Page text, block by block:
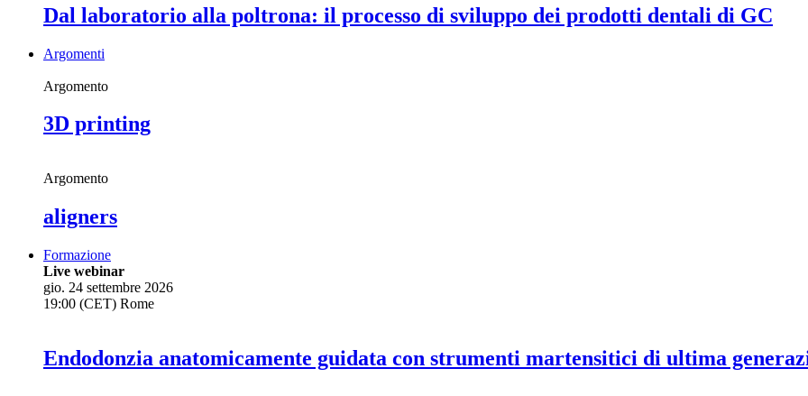
Dal laboratorio alla poltrona: il processo di sviluppo dei prodotti dentali di GC
Argomenti
Argomento
3D printing
Argomento
aligners
Formazione
Live webinar
gio. 24 settembre 2026
19:00 (CET) Rome
Endodonzia anatomicamente guidata con strumenti martensitici di ultima